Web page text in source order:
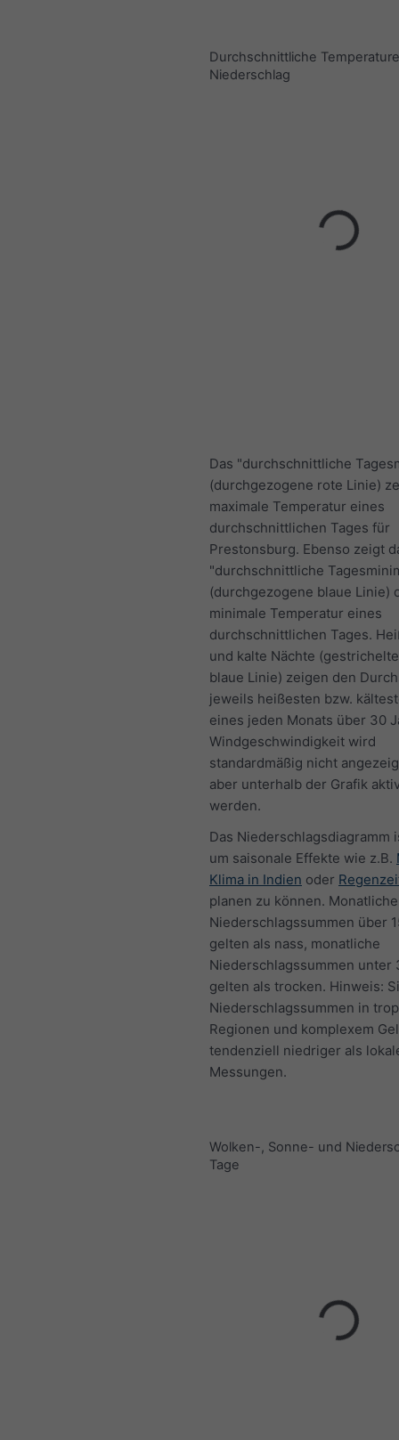
Durchschnittliche
Niederschlag
Das "durchschnittliche
(durchgezogene rote Linie)
maximale Temperatur eines
durchschnittlichen Tages für
Prestonsburg. Ebenso zeigt
"durchschnittliche
(durchgezogene blaue Linie)
minimale Temperatur eines
durchschnittlichen Tages.
und kalte Nächte
blaue Linie) zeigen den
jeweils heißesten bzw.
eines jeden Monats über 30
Windgeschwindigkeit wird
standardmäßig nicht
aber unterhalb der Grafik
werden.
Das Niederschlagsdiagramm
um saisonale Effekte wie z.B.
Klima in Indien oder
planen zu können. Monatliche
Niederschlagssummen über
gelten als nass, monatliche
Niederschlagssummen unter
gelten als trocken. Hinweis:
Niederschlagssummen in
Regionen und komplexem
tendenziell niedriger als
Messungen.
Wolken-, Sonne- und
Tage